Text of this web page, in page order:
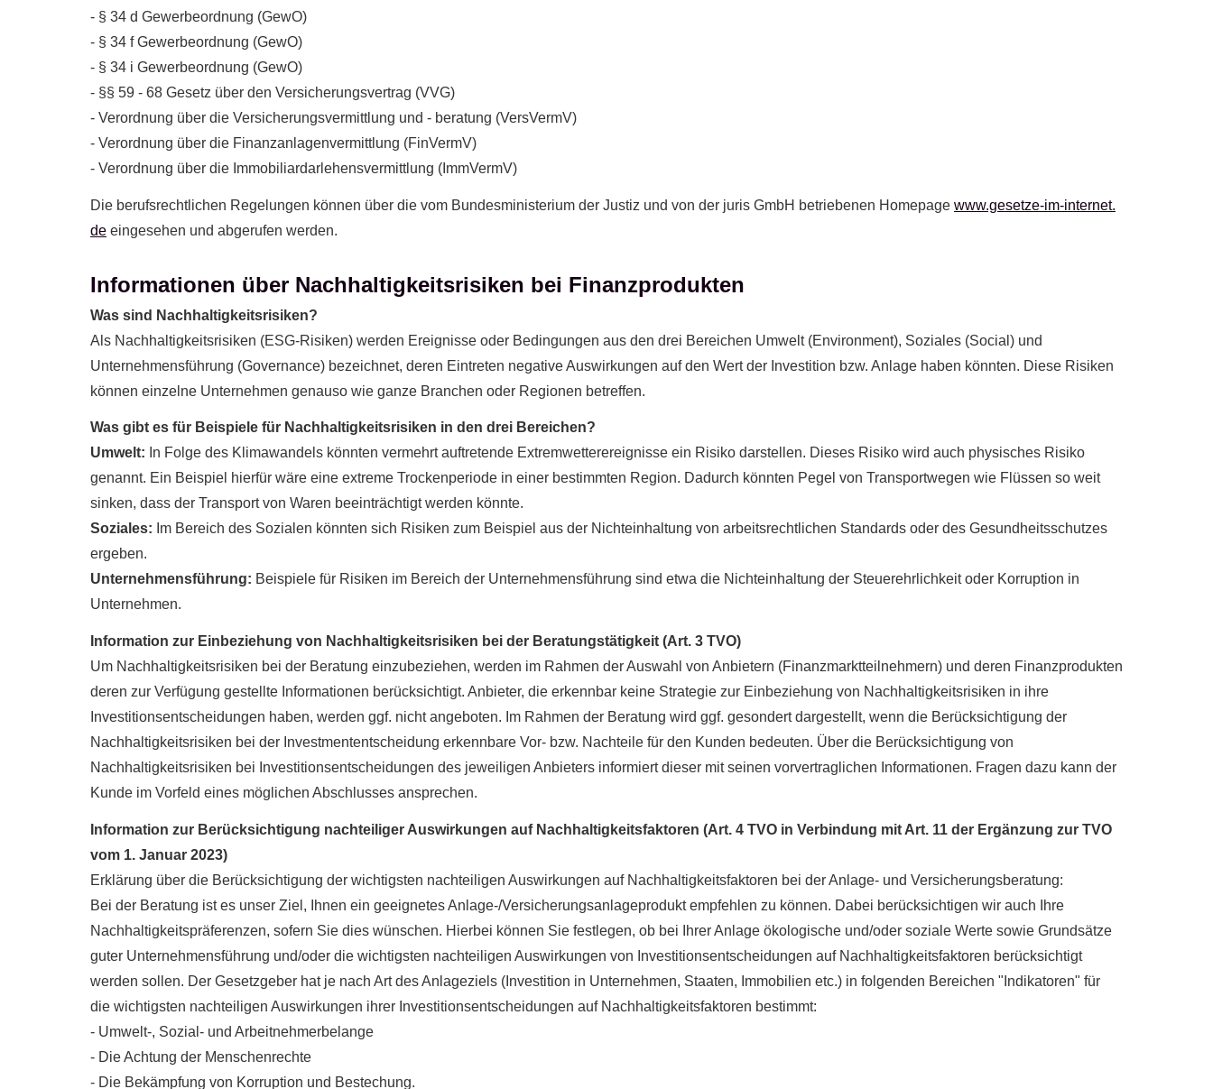
- § 34 d Gewerbeordnung (GewO)
- § 34 f Gewerbeordnung (GewO)
- § 34 i Gewerbeordnung (GewO)
- §§ 59 - 68 Gesetz über den Versicherungsvertrag (VVG)
- Verordnung über die Versicherungsvermittlung und - beratung (VersVermV)
- Verordnung über die Finanzanlagenvermittlung (FinVermV)
- Verordnung über die Immobiliardarlehensvermittlung (ImmVermV)
Die berufsrechtlichen Regelungen können über die vom Bundesministerium der Justiz und von der juris GmbH betriebenen Homepage www.gesetze-im-internet.
de eingesehen und abgerufen werden.
Informationen über Nachhaltigkeitsrisiken bei Finanzprodukten
Was sind Nachhaltigkeitsrisiken?
Als Nachhaltigkeitsrisiken (ESG-Risiken) werden Ereignisse oder Bedingungen aus den drei Bereichen Umwelt (Environment), Soziales (Social) und
Unternehmensführung (Governance) bezeichnet, deren Eintreten negative Auswirkungen auf den Wert der Investition bzw. Anlage haben könnten. Diese Risiken
können einzelne Unternehmen genauso wie ganze Branchen oder Regionen betreffen.
Was gibt es für Beispiele für Nachhaltigkeitsrisiken in den drei Bereichen?
Umwelt: In Folge des Klimawandels könnten vermehrt auftretende Extremwetterereignisse ein Risiko darstellen. Dieses Risiko wird auch physisches Risiko
genannt. Ein Beispiel hierfür wäre eine extreme Trockenperiode in einer bestimmten Region. Dadurch könnten Pegel von Transportwegen wie Flüssen so weit
sinken, dass der Transport von Waren beeinträchtigt werden könnte.
Soziales: Im Bereich des Sozialen könnten sich Risiken zum Beispiel aus der Nichteinhaltung von arbeitsrechtlichen Standards oder des Gesundheitsschutzes
ergeben.
Unternehmensführung: Beispiele für Risiken im Bereich der Unternehmensführung sind etwa die Nichteinhaltung der Steuerehrlichkeit oder Korruption in
Unternehmen.
Information zur Einbeziehung von Nachhaltigkeitsrisiken bei der Beratungstätigkeit (Art. 3 TVO)
Um Nachhaltigkeitsrisiken bei der Beratung einzubeziehen, werden im Rahmen der Auswahl von Anbietern (Finanzmarktteilnehmern) und deren Finanzprodukten
deren zur Verfügung gestellte Informationen berücksichtigt. Anbieter, die erkennbar keine Strategie zur Einbeziehung von Nachhaltigkeitsrisiken in ihre
Investitionsentscheidungen haben, werden ggf. nicht angeboten. Im Rahmen der Beratung wird ggf. gesondert dargestellt, wenn die Berücksichtigung der
Nachhaltigkeitsrisiken bei der Investmententscheidung erkennbare Vor- bzw. Nachteile für den Kunden bedeuten. Über die Berücksichtigung von
Nachhaltigkeitsrisiken bei Investitionsentscheidungen des jeweiligen Anbieters informiert dieser mit seinen vorvertraglichen Informationen. Fragen dazu kann der
Kunde im Vorfeld eines möglichen Abschlusses ansprechen.
Information zur Berücksichtigung nachteiliger Auswirkungen auf Nachhaltigkeitsfaktoren (Art. 4 TVO in Verbindung mit Art. 11 der Ergänzung zur TVO
vom 1. Januar 2023)
Erklärung über die Berücksichtigung der wichtigsten nachteiligen Auswirkungen auf Nachhaltigkeitsfaktoren bei der Anlage- und Versicherungsberatung:
Bei der Beratung ist es unser Ziel, Ihnen ein geeignetes Anlage-/Versicherungsanlageprodukt empfehlen zu können. Dabei berücksichtigen wir auch Ihre
Nachhaltigkeitspräferenzen, sofern Sie dies wünschen. Hierbei können Sie festlegen, ob bei Ihrer Anlage ökologische und/oder soziale Werte sowie Grundsätze
guter Unternehmensführung und/oder die wichtigsten nachteiligen Auswirkungen von Investitionsentscheidungen auf Nachhaltigkeitsfaktoren berücksichtigt
werden sollen. Der Gesetzgeber hat je nach Art des Anlageziels (Investition in Unternehmen, Staaten, Immobilien etc.) in folgenden Bereichen "Indikatoren" für
die wichtigsten nachteiligen Auswirkungen ihrer Investitionsentscheidungen auf Nachhaltigkeitsfaktoren bestimmt:
- Umwelt-, Sozial- und Arbeitnehmerbelange
- Die Achtung der Menschenrechte
- Die Bekämpfung von Korruption und Bestechung.